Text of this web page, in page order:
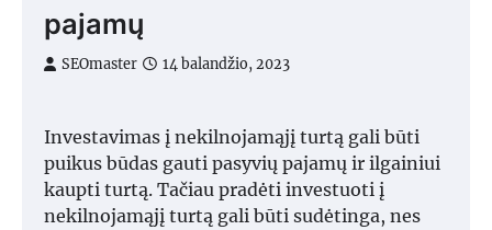
pajamų
SEOmaster 14 balandžio, 2023
Investavimas į nekilnojamąjį turtą gali būti
puikus būdas gauti pasyvių pajamų ir ilgainiui
kaupti turtą. Tačiau pradėti investuoti į
nekilnojamąjį turtą gali būti sudėtinga, nes